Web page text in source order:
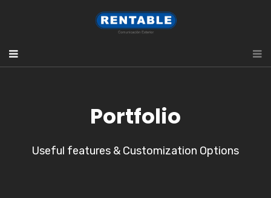
Portfolio
Useful features & Customization Options